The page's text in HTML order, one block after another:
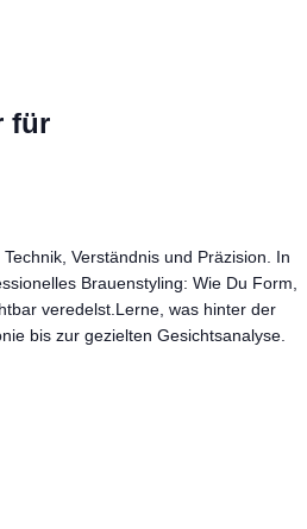
für
Verständnis und Präzision. In
Brauenstyling: Wie Du Form,
veredelst.Lerne, was hinter der
bis zur gezielten Gesichtsanalyse.